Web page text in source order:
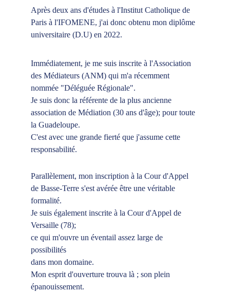
Après deux ans d'études à l'Institut Catholique de
Paris à l'IFOMENE, j'ai donc obtenu mon diplôme
universitaire (D.U) en 2022.
Immédiatement, je me suis inscrite à l'Association
des Médiateurs (ANM) qui m'a récemment
nommée "Déléguée Régionale".
Je suis donc la référente de la plus ancienne
association de Médiation (30 ans d'âge); pour toute
la Guadeloupe.
C'est avec une grande fierté que j'assume cette
responsabilité.
Parallèlement, mon inscription à la Cour d'Appel
de Basse-Terre s'est avérée être une véritable
formalité.
Je suis également inscrite à la Cour d'Appel de
Versaille (78);
ce qui m'ouvre un éventail assez large de
possibilités
dans mon domaine.
Mon esprit d'ouverture trouva là ; son plein
épanouissement.